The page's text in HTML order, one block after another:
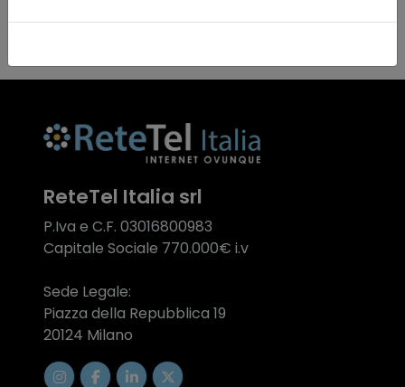
ReteTel Italia srl
P.Iva e C.F. 03016800983
Capitale Sociale 770.000€ i.v
Sede Legale:
Piazza della Repubblica 19
20124 Milano